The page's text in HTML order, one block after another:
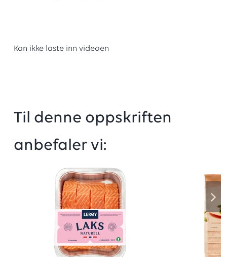
Kan ikke laste inn videoen
Til denne oppskriften
anbefaler vi: